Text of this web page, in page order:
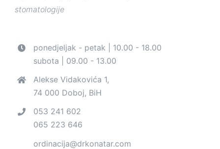
stomatologije
ponedjeljak - petak | 10.00 - 18.00
subota | 09.00 - 13.00
Alekse Vidakovića 1,
74 000 Doboj, BiH
053 241 602
065 223 646
ordinacija@drkonatar.com